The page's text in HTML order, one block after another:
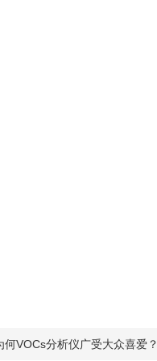
何VOCs分析仪广受大众喜爱？